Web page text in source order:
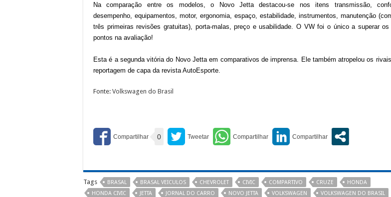
Na comparação entre os modelos, o Novo Jetta destacou-se nos itens transmissão,
desempenho, equipamentos, motor, ergonomia, espaço, estabilidade, instrumentos, manutenção
três primeiras revisões gratuitas), porta-malas, preço e usabilidade. O VW foi o único a superar os
pontos na avaliação!
Esta é a segunda vitória do Novo Jetta em comparativos de imprensa. Ele também atropelou os
reportagem de capa da revista AutoEsporte.
Fonte: Volkswagen do Brasil
0
Tags BRASAL BRASAL VEICULOS CHEVROLET CIVIC COMPARTIVO CRUZE
HONDA
HONDA CIVIC
JETTA JORNAL DO CARRO NOVO JETTA VOLKSWAGEN VOLKSWAGEN DO BRASIL